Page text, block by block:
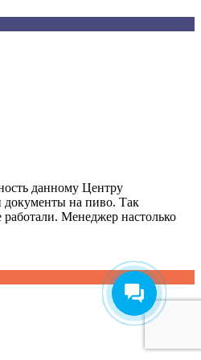
данному Центру
на пиво. Так
Менеджер настолько